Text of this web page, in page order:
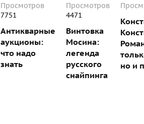
Просмотров
7751
Антикварные
аукционы:
что надо
знать
Просмотров
4471
Винтовка
Мосина:
легенда
русского
снайпинга
но и